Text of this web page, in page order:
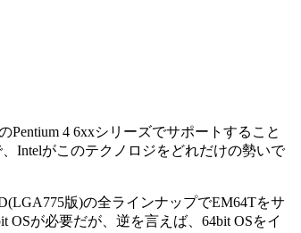
4 6xxシリーズでサポートすること
Intelがこのテクノロジをどれだけの勢いで
版)の全ラインナップでEM64Tをサ
が必要だが、逆を言えば、64bit OSをイ